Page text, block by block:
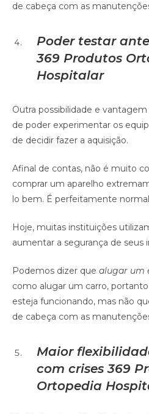
de cabeça com as
Poder testar
369 Produtos
Hospitalar
Outra possibilidade e
de poder experimentar os
de decidir fazer a aquisição.
Afinal de contas, não é muito
comprar um aparelho
lo bem. É perfeitamente
Hoje, muitas instituições
aumentar a segurança de seus
Podemos dizer que alugar um
como alugar um carro,
esteja funcionando, mas não
de cabeça com as
Maior
com crises369
Ortopedia